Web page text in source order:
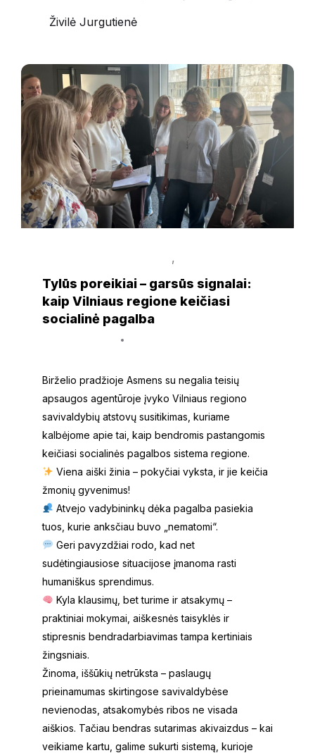
Živilė Jurgutienė
Susitikimo
dalyviai
stovi
ratu
ir
diskutuoja.
,
Tylūs poreikiai – garsūs signalai:
kaip Vilniaus regione keičiasi
socialinė pagalba
Birželio pradžioje Asmens su negalia teisių
apsaugos agentūroje įvyko Vilniaus regiono
savivaldybių atstovų susitikimas, kuriame
kalbėjome apie tai, kaip bendromis pastangomis
keičiasi socialinės pagalbos sistema regione.
Viena aiški žinia – pokyčiai vyksta, ir jie keičia
žmonių gyvenimus!
Atvejo vadybininkų dėka pagalba pasiekia
tuos, kurie anksčiau buvo „nematomi“.
Geri pavyzdžiai rodo, kad net
sudėtingiausiose situacijose įmanoma rasti
humaniškus sprendimus.
Kyla klausimų, bet turime ir atsakymų –
praktiniai mokymai, aiškesnės taisyklės ir
stipresnis bendradarbiavimas tampa kertiniais
žingsniais.
Žinoma, iššūkių netrūksta – paslaugų
prieinamumas skirtingose savivaldybėse
nevienodas, atsakomybės ribos ne visada
aiškios. Tačiau bendras sutarimas akivaizdus – kai
veikiame kartu, galime sukurti sistemą, kurioje